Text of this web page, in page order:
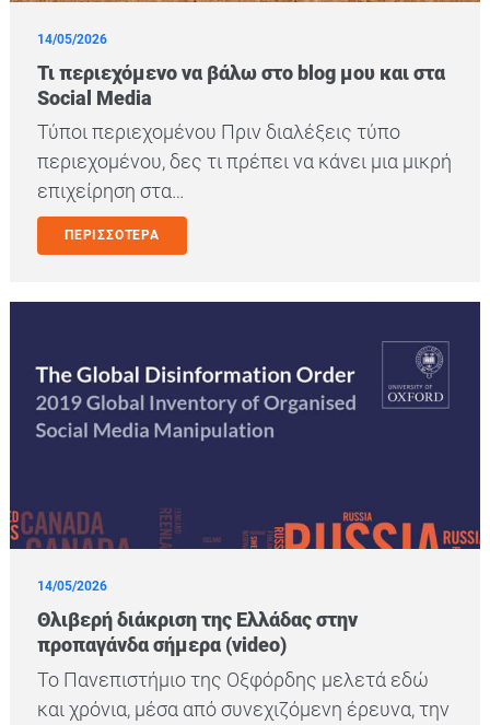
14/05/2026
Τι περιεχόμενο να βάλω στο blog μου και στα
Social Media
Τύποι περιεχομένου Πριν διαλέξεις τύπο
περιεχομένου, δες τι πρέπει να κάνει μια μικρή
επιχείρηση στα…
ΠΕΡΙΣΣΟΤΕΡΑ
14/05/2026
Θλιβερή διάκριση της Ελλάδας στην
προπαγάνδα σήμερα (video)
Το Πανεπιστήμιο της Οξφόρδης μελετά εδώ
και χρόνια, μέσα από συνεχιζόμενη έρευνα, την